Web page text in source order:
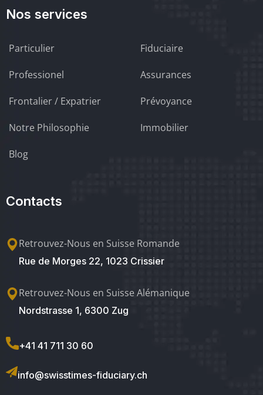
Nos services
Particulier
Professionel
Frontalier / Expatrier
Notre Philosophie
Blog
Fiduciaire
Assurances
Prévoyance
Immobilier
Contacts
Retrouvez-Nous en Suisse Romande
Rue de Morges 22, 1023 Crissier
Retrouvez-Nous en Suisse Alémanique
Nordstrasse 1, 6300 Zug
+41 41 711 30 60
info@swisstimes-fiduciary.ch